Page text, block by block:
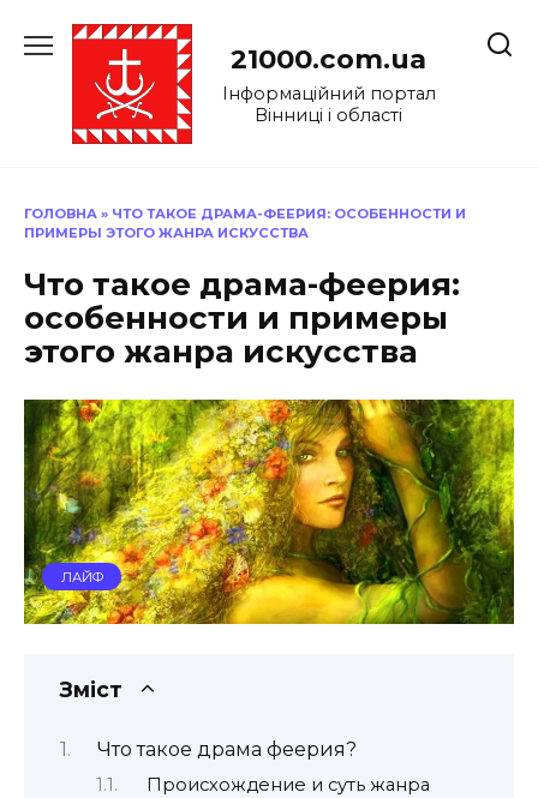
до
21000.com.ua
Інформаційний портал
Вінниці і області
ГОЛОВНА » ЧТО ТАКОЕ ДРАМА-ФЕЕРИЯ: ОСОБЕННОСТИ И
ПРИМЕРЫ ЭТОГО ЖАНРА ИСКУССТВА
Что такое драма-феерия:
особенности и примеры
этого жанра искусства
ЛАЙФ
Зміст
Что такое драма феерия?
Происхождение и суть жанра